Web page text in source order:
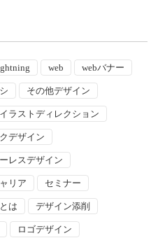
web webバナー
その他デザイン
イラストディレクション
デザイン
レスデザイン
リア セミナー
は デザイン添削
ロゴデザイン